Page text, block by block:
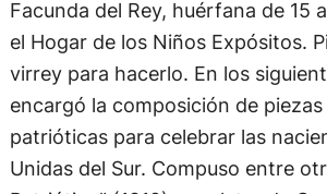
Facunda del Rey, huérfana de 15
el Hogar de los Niños Expósitos.
virrey para hacerlo. En los
encargó la composición de piezas
patrióticas para celebrar las
Unidas del Sur. Compuso entre